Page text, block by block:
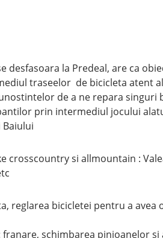
desfasoara la Predeal, are ca
traseelor de bicicleta atent
de a ne repara
prin intermediul jocului
crosscountry si allmountain :
reglarea bicicletei pentru a
schimbarea pinioanelor